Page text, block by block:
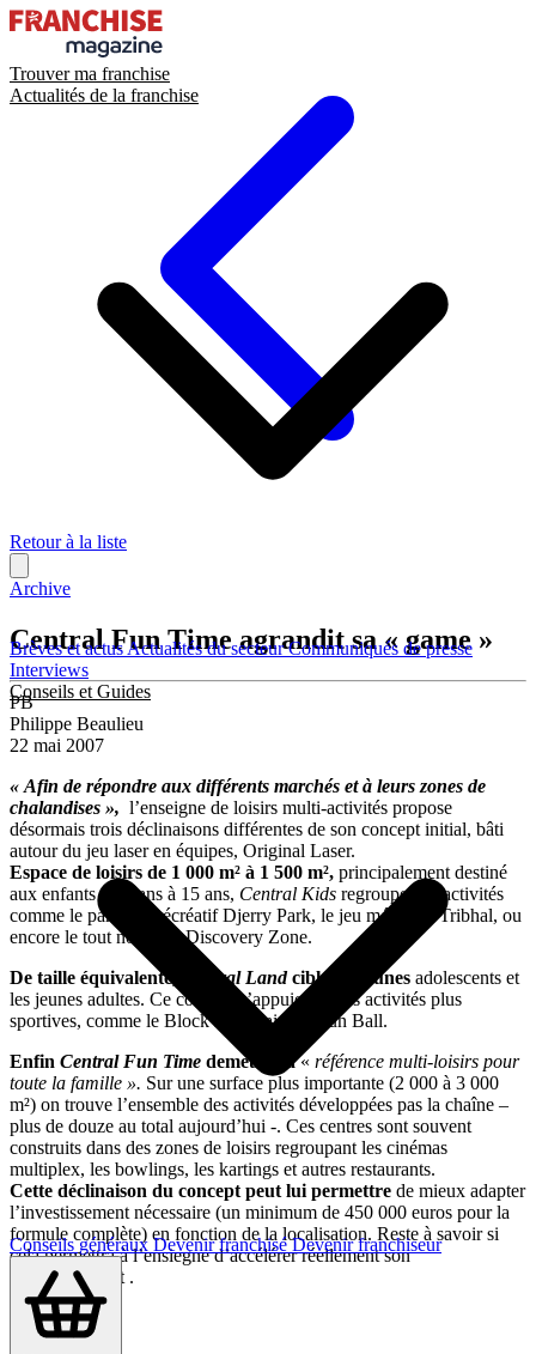
Trouver ma franchise
Actualités de la franchise
Brèves et actusActualités du secteurCommuniqués de presse
Interviews
Conseils et Guides
Conseils générauxDevenir franchiséDevenir franchiseur
Retour à la liste
Archive
Central Fun Time agrandit sa « game »
PB
Philippe Beaulieu
22 mai 2007
« Afin de répondre aux différents marchés et à leurs zones de
chalandises », l’enseigne de loisirs multi-activités propose
désormais trois déclinaisons différentes de son concept initial, bâti
autour du jeu laser en équipes, Original Laser.
Espace de loisirs de 1 000 m² à 1 500 m², principalement destiné
aux enfants de 2 ans à 15 ans, Central Kids regroupe des activités
comme le parcours récréatif Djerry Park, le jeu médiéval Tribhal, ou
encore le tout nouveau Discovery Zone.
De taille équivalente,
Central Landcible les jeunes adolescents et
les jeunes adultes. Ce concept s’appuie sur des activités plus
sportives, comme le Block Mountain, le Run Ball.
Enfin Central Fun Time demeure la« référence multi-loisirs pour
toute la famille ». Sur une surface plus importante (2 000 à 3 000
m²) on trouve l’ensemble des activités développées pas la chaîne –
plus de douze au total aujourd’hui -. Ces centres sont souvent
construits dans des zones de loisirs regroupant les cinémas
multiplex, les bowlings, les kartings et autres restaurants.
Cette déclinaison du concept peut lui permettre de mieux adapter
l’investissement nécessaire (un minimum de 450 000 euros pour la
formule complète) en fonction de la localisation. Reste à savoir si
cela permettra à l’ensiegne d’accélérer réellement son
développement .
Partager sur :